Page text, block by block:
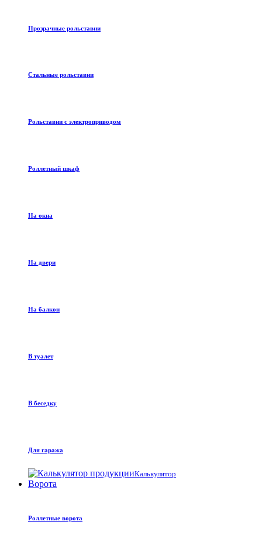
Прозрачные рольставни
Стальные рольставни
Рольставни с электроприводом
Роллетный шкаф
На окна
На двери
На балкон
В туалет
В беседку
Для гаража
Калькулятор
Ворота
Роллетные ворота